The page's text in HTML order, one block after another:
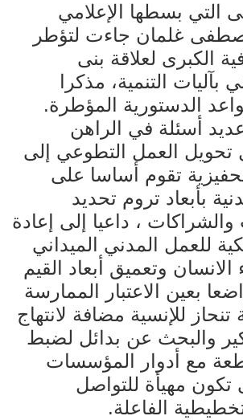
التي بسطها الإعلامي
غلمان جاءت لتؤطر
الكبرى لعلاقة بنى
بآليات التنمية، مذكرا
الدستورية المؤطرة.
أسئلة في الراهن
تحويل العمل التطوعي إلى
تقوم أساسا على
بأبعاد تروم تحديد
والشراكات ، داعيا إلى إعادة
للعمل المدني الميداني
وتعميق أبعاد القيم
بعين الاعتبار الممارسة
تنحاز للإنسية مضافة لانتهاج
والبحث عن بدائل لضبط
مع أدوار المؤسسات
تكون مهيأة للتواصل
الفاعلة.